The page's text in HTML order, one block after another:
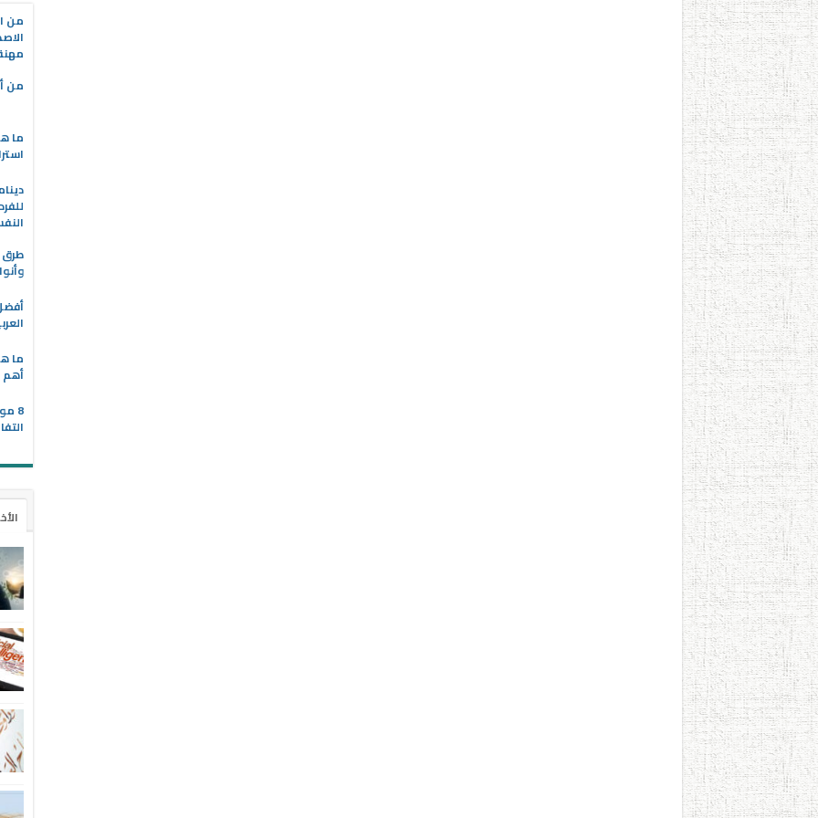
من
من
ما
طرق
ما
أهم
8